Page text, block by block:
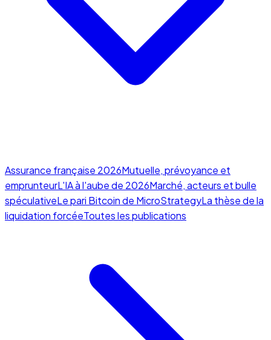
Assurance française 2026Mutuelle, prévoyance et
emprunteurL'IA à l'aube de 2026Marché, acteurs et bulle
spéculativeLe pari Bitcoin de MicroStrategyLa thèse de la
liquidation forcéeToutes les publications